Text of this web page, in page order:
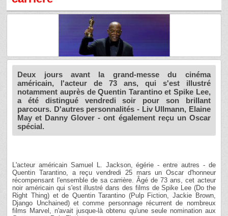
Deux jours avant la grand-messe du cinéma
américain, l'acteur de 73 ans, qui s'est illustré
notamment auprès de Quentin Tarantino et Spike Lee,
a été distingué vendredi soir pour son brillant
parcours. D'autres personnalités - Liv Ullmann, Elaine
May et Danny Glover - ont également reçu un Oscar
spécial.
L'acteur américain Samuel L. Jackson, égérie - entre autres - de
Quentin Tarantino, a reçu vendredi 25 mars un Oscar d'honneur
récompensant l'ensemble de sa carrière. Âgé de 73 ans, cet acteur
noir américain qui s'est illustré dans des films de Spike Lee (Do the
Right Thing) et de Quentin Tarantino (Pulp Fiction, Jackie Brown,
Django Unchained) et comme personnage récurrent de nombreux
films Marvel, n'avait jusque-là obtenu qu'une seule nomination aux